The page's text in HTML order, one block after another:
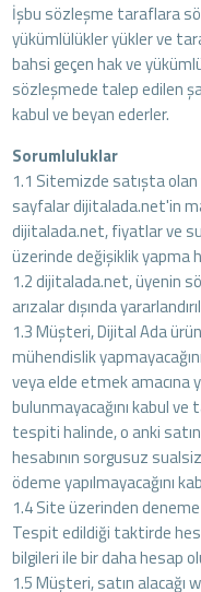
İşbu sözleşme taraflara
yükümlülükler yükler ve
bahsi geçen hak ve
sözleşmede talep edilen
kabul ve beyan ederler.
Sorumluluklar
1.1 Sitemizde satışta olan
sayfalar dijitalada.net'in
dijitalada.net, fiyatlar ve
üzerinde değişiklik yapma
1.2 dijitalada.net, üyenin
arızalar dışında
1.3 Müşteri, Dijital Ada
mühendislik
veya elde etmek amacına
bulunmayacağını kabul
tespiti halinde, o anki
hesabının sorgusuz
ödeme yapılmayacağını
1.4 Site üzerinden
Tespit edildiği taktirde
bilgileri ile bir daha hesap
1.5 Müşteri, satın alacağı